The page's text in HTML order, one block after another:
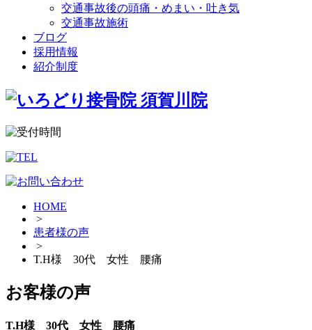
交通事故後の頭痛・めまい・吐き気
交通事故施術
ブログ
採用情報
紹介制度
HOME
>
患者様の声
>
T.H様 30代 女性 腰痛
お客様の声
T.H様 30代 女性 腰痛